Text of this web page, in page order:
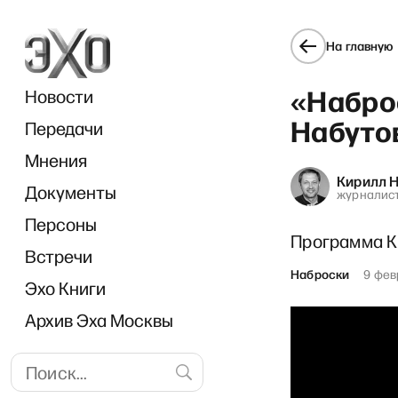
Новости
Передачи
Мнения
Документы
Персоны
Встречи
Эхо Книги
Архив Эха Москвы
На главную
Кирилл
Программа
Наброски 9